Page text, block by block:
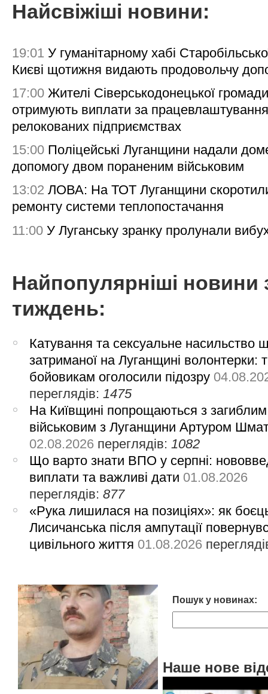
Найсвіжіші новини:
19:01 У гуманітарному хабі
Києві щотижня видають продовольчу
17:00 Жителі Сіверськодонецької
отримують виплати за
релокованих підприємствах
15:00 Поліцейські Луганщини надали
допомогу двом пораненим військовим
13:02 ЛОВА: На ТОТ Луганщини
ремонту системи теплопостачання
11:00 У Луганську зранку пролунали
Найпопулярніші новини
тиждень:
Катування та сексуальне насильство
затриманої на Луганщині волонтерки:
бойовикам оголосили підозру
переглядів: 1475
На Київщині попрощаються з загиблим
військовим з Луганщини Артуром
02.08.2026 переглядів: 1082
Що варто знати ВПО у серпні:
виплати та важливі дати 01.08.2026
переглядів:877
«Рука лишилася на позиціях»: як
Лисичанська після ампутації
цивільного життя 01.08.2026
Пошук у новинах:
Наше нове